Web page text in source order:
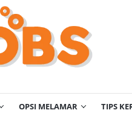
OPSI MELAMAR TIPS